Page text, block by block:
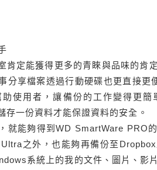
肯定能獲得更多的青睞與品味的肯
分享檔案透過行動硬碟也更直接更
使用者，讓備份的工作變得更簡
一份資料才能保證資料的安全。
就能夠得到WD SmartWare PRO
之外，也能夠再備份至
系統上的我的文件、圖片、影